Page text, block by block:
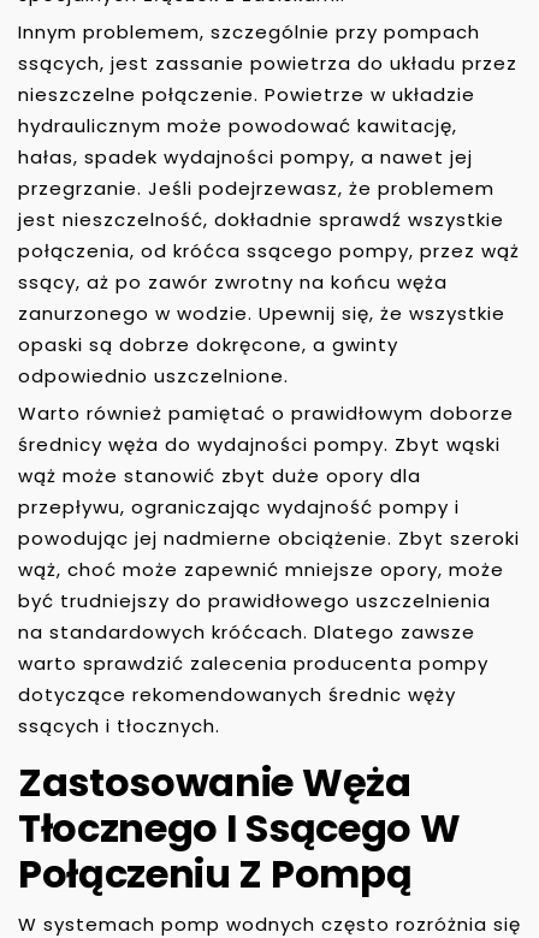
Innym problemem, szczególnie przy pompach
ssących, jest zassanie powietrza do układu przez
nieszczelne połączenie. Powietrze w układzie
hydraulicznym może powodować kawitację,
hałas, spadek wydajności pompy, a nawet jej
przegrzanie. Jeśli podejrzewasz, że problemem
jest nieszczelność, dokładnie sprawdź wszystkie
połączenia, od króćca ssącego pompy, przez wąż
ssący, aż po zawór zwrotny na końcu węża
zanurzonego w wodzie. Upewnij się, że wszystkie
opaski są dobrze dokręcone, a gwinty
odpowiednio uszczelnione.
Warto również pamiętać o prawidłowym doborze
średnicy węża do wydajności pompy. Zbyt wąski
wąż może stanowić zbyt duże opory dla
przepływu, ograniczając wydajność pompy i
powodując jej nadmierne obciążenie. Zbyt szeroki
wąż, choć może zapewnić mniejsze opory, może
być trudniejszy do prawidłowego uszczelnienia
na standardowych króćcach. Dlatego zawsze
warto sprawdzić zalecenia producenta pompy
dotyczące rekomendowanych średnic węży
ssących i tłocznych.
Zastosowanie Węża
Tłocznego I Ssącego W
Połączeniu Z Pompą
W systemach pomp wodnych często rozróżnia się